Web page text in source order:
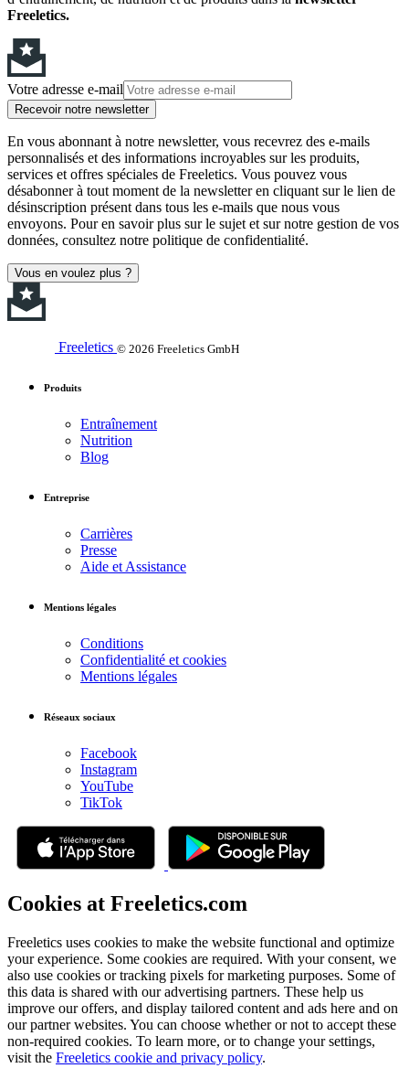
Freeletics.
Votre adresse e-mail
Recevoir notre newsletter
En vous abonnant à notre newsletter, vous recevrez des e-mails
personnalisés et des informations incroyables sur les produits,
services et offres spéciales de Freeletics. Vous pouvez vous
désabonner à tout moment de la newsletter en cliquant sur le lien de
désinscription présent dans tous les e-mails que nous vous
envoyons. Pour en savoir plus sur le sujet et sur notre gestion de vos
données, consultez notre politique de confidentialité.
Vous en voulez plus ?
Freeletics © 2026 Freeletics GmbH
Produits
Entraînement
Nutrition
Blog
Entreprise
Carrières
Presse
Aide et Assistance
Mentions légales
Conditions
Confidentialité et cookies
Mentions légales
Réseaux sociaux
Facebook
Instagram
YouTube
TikTok
Cookies at Freeletics.com
Freeletics uses cookies to make the website functional and optimize
your experience. Some cookies are required. With your consent, we
also use cookies or tracking pixels for marketing purposes. Some of
this data is shared with our advertising partners. These help us
improve our offers, and display tailored content and ads here and on
our partner websites. You can choose whether or not to accept these
non-required cookies. To learn more, or to change your settings,
visit the Freeletics cookie and privacy policy.